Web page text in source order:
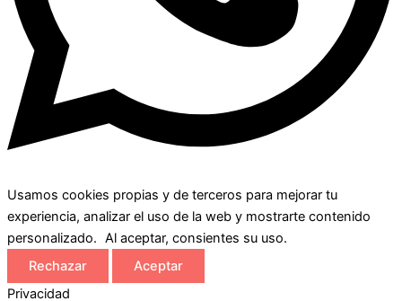
Usamos cookies propias y de terceros para mejorar tu
experiencia, analizar el uso de la web y mostrarte contenido
personalizado. Al aceptar, consientes su uso.
Rechazar
Aceptar
Privacidad